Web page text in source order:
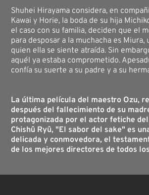
Shuhei Hirayama considera, en
Kawai y Horie, la boda de su hija
el caso con su familia, deciden que el
para desposar a la muchacha es Miura,
quien ella se siente atraída. Sin
aquél ya estaba comprometido.
confía su suerte a su padre y a su
La última película del maestro Ozu,
después del fallecimiento de su
protagonizada por el actor fetiche
Chishû Ryû, "El sabor del sake" es
delicada y conmovedora, el
de los mejores directores de todos